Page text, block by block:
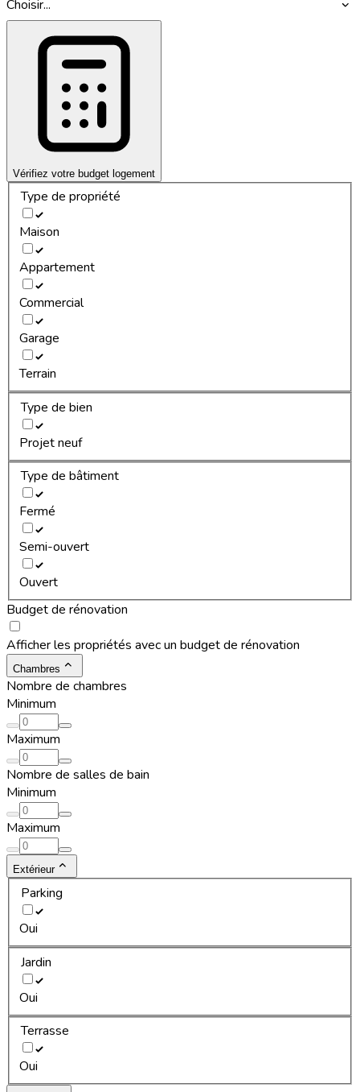
Choisir...
Vérifiez votre budget logement
Type de propriété
Maison
Appartement
Commercial
Garage
Terrain
Type de bien
Projet neuf
Type de bâtiment
Fermé
Semi-ouvert
Ouvert
Budget de rénovation
Afficher les propriétés avec un budget de rénovation
Chambres
Nombre de chambres
Minimum
Maximum
Nombre de salles de bain
Minimum
Maximum
Extérieur
Parking
Oui
Jardin
Oui
Terrasse
Oui